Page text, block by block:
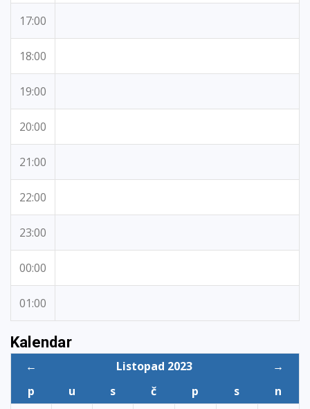
17:00
18:00
19:00
20:00
21:00
22:00
23:00
00:00
01:00
Kalendar
← Listopad 2023
→
p
u s č p s
n